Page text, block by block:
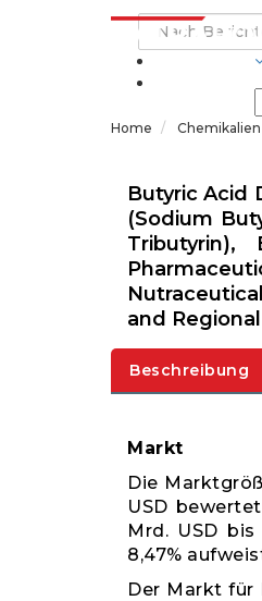
Home
Butyric Acid
(Sodium
Tributyrin),
and
Beschreibung
Markt
Die
USD
Mrd. USD
8,47%
Der Markt für